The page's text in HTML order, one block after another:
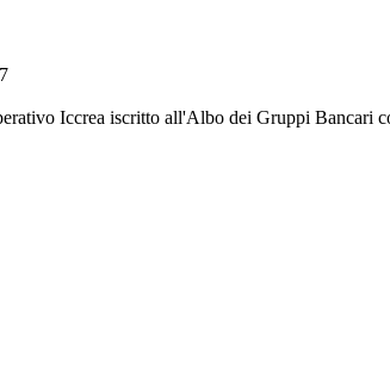
Iccrea iscritto all'Albo dei Gruppi Bancari